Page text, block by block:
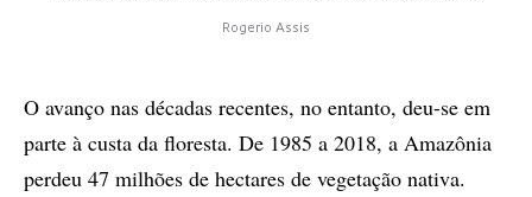
Rogerio Assis
O avanço nas décadas recentes, no entanto, deu-se em
parte à custa da floresta. De 1985 a 2018, a Amazônia
perdeu 47 milhões de hectares de vegetação nativa.